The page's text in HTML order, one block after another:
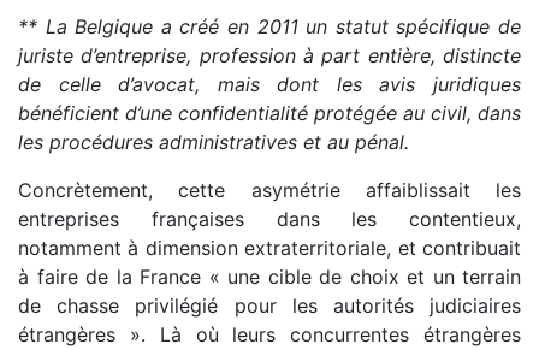
** La Belgique a créé en 2011 un statut spécifique de
juriste d’entreprise, profession à part entière, distincte
de celle d’avocat, mais dont les avis juridiques
bénéficient d’une confidentialité protégée au civil, dans
les procédures administratives et au pénal.
Concrètement, cette asymétrie affaiblissait les
entreprises françaises dans les contentieux,
notamment à dimension extraterritoriale, et contribuait
à faire de la France « une cible de choix et un terrain
de chasse privilégié pour les autorités judiciaires
étrangères ». Là où leurs concurrentes étrangères